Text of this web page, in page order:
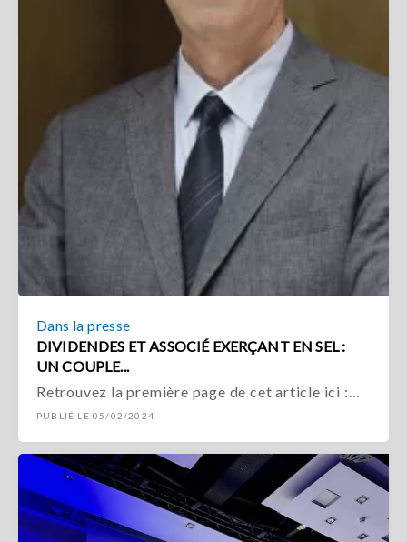
Dans la presse
DIVIDENDES ET ASSOCIÉ EXERÇANT EN SEL :
UN COUPLE...
Retrouvez la première page de cet article ici :…
PUBLIÉ LE 05/02/2024